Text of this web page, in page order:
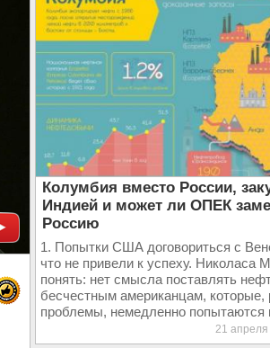
Колумбия вместо России,
Индией и может ли ОПЕК
Россию
1. Попытки США договориться с
что не привели к успеху. Николаса
понять: нет смысла поставлять
бесчестным американцам, которые,
проблемы, немедленно попытаются
21